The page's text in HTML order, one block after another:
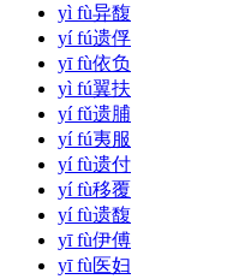
yì fù异馥
yí fú遗俘
yī fù依负
yì fú翼扶
yí fǔ遗脯
yí fú夷服
yí fù遗付
yí fù移覆
yí fù遗馥
yī fù伊傅
yī fù医妇